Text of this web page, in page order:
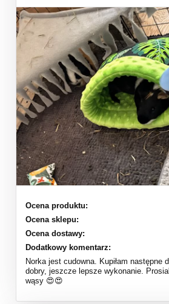
Ocena produktu:
Ocena sklepu:
Ocena dostawy:
Dodatkowy komentarz:
Norka jest cudowna. Kupiłam następne
dobry, jeszcze lepsze wykonanie.
wąsy 😍😍